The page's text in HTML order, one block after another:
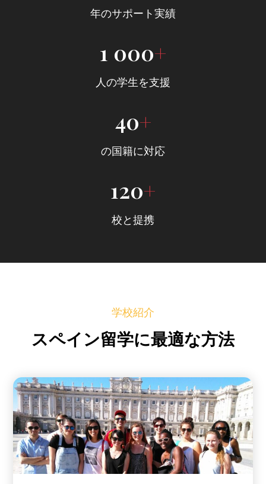
年のサポート実績
人の学生を支援
1 000+
の国籍に対応
40+
校と提携
120+
学校紹介
スペイン留学に最適な方法